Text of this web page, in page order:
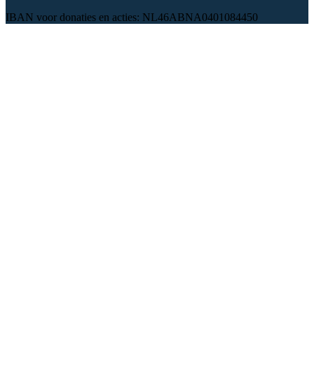
IBAN voor donaties en acties: NL46ABNA0401084450